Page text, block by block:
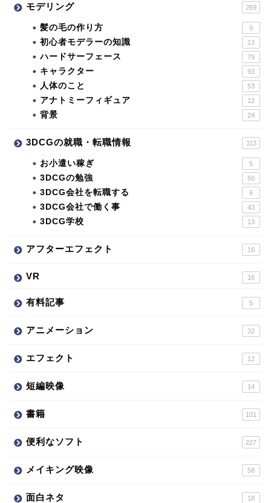
モデリング 269
髪の毛の作り方 9
初心者モデラーの知識 13
ハードサーフェース 79
キャラクター 93
人体のこと 53
アナトミーフィギュア 12
背景 24
3DCGの就職・転職情報 113
お小遣い稼ぎ 5
3DCGの勉強 50
3DCG会社を転職する 6
3DCG会社で働く事 43
3DCG学校 13
アフターエフェクト 16
VR 16
有料記事 5
アニメーション 32
エフェクト 12
短編映像 14
書籍 101
便利なソフト 227
メイキング映像 58
面白ネタ 18